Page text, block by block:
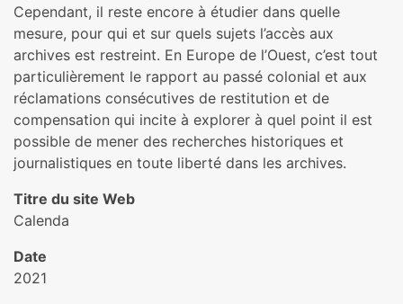
Cependant, il reste encore à étudier dans quelle
mesure, pour qui et sur quels sujets l’accès aux
archives est restreint. En Europe de l’Ouest, c’est tout
particulièrement le rapport au passé colonial et aux
réclamations consécutives de restitution et de
compensation qui incite à explorer à quel point il est
possible de mener des recherches historiques et
journalistiques en toute liberté dans les archives.
Titre du site Web
Calenda
Date
2021